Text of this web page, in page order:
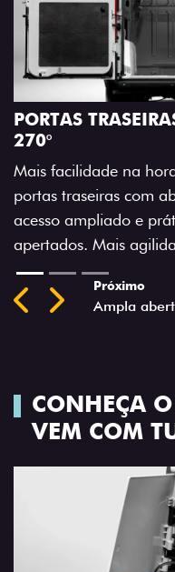
PORTAS
270°
Mais facilidade na
portas traseiras com
acesso ampliado e
apertados. Mais
Previous
Next
CONHEÇA
VEM COM